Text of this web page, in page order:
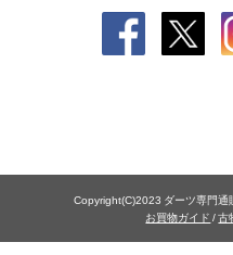
Copyright(C)2023 ダーツ専門通
お買物ガイド /古